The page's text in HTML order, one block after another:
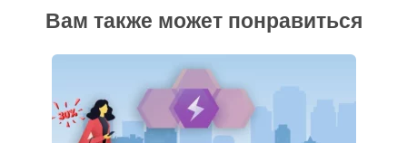
Вам также может понравиться